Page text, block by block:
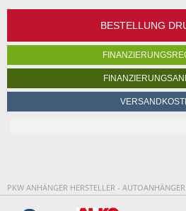
BESTELLUNG
PKW ANHÄNGER HERSTELLER -